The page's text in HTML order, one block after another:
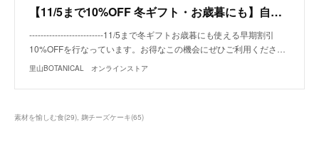
【11/5まで10%OFF 冬ギフト・お歳暮にも】自然をたべる 麹チーズケーキ （ぎっしり里の実） 4~6人用［無添加・グルテンフリー］ | 里山BOTANICAL オンラインストア powered
--------------------------11/5まで冬ギフトお歳暮にも使える早期割引
10%OFFを行なっています。お得なこの機会にぜひご利用くださ…
里山BOTANICAL オンラインストア
素材を愉しむ食(29) 麹チーズケーキ(65)